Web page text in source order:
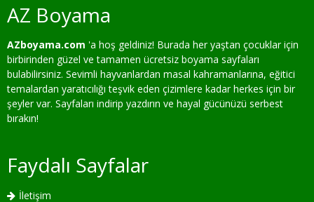
AZ Boyama
AZboyama.com 'a hoş geldiniz! Burada her yaştan çocuklar için
birbirinden güzel ve tamamen ücretsiz boyama sayfaları
bulabilirsiniz. Sevimli hayvanlardan masal kahramanlarına, eğitici
temalardan yaratıcılığı teşvik eden çizimlere kadar herkes için bir
şeyler var. Sayfaları indirip yazdırın ve hayal gücünüzü serbest
bırakın!
Faydalı Sayfalar
İletişim